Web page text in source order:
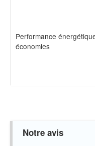
Performance
économies
Notre avis